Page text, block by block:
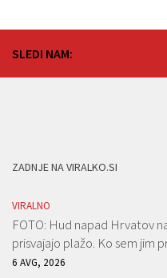
SLEDI NAM:
ZADNJE NA VIRALKO.SI
VIRALNO
FOTO: Hud napad Hrvatov
prisvajajo plažo. Ko sem jim
6 AVG, 2026